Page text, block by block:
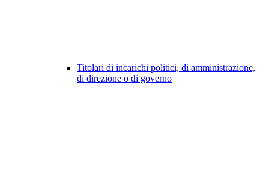
Titolari di incarichi politici, di amministrazione,
di direzione o di governo